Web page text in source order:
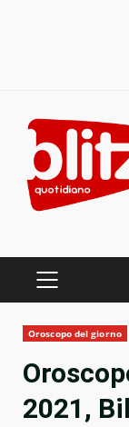
content
PRIMARY
Oroscopo del giorno
2021,